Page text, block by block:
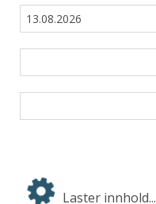
Laster innhold...